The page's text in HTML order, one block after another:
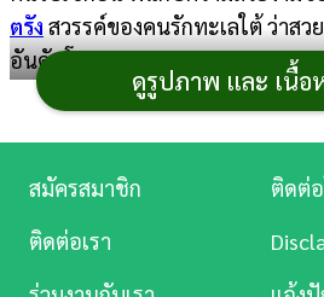
ตรัง สวรรค์ของคนรักทะเลใต้ ว่าสว
อันดับโลก
ดูรูปภาพ และ เนื้อ
ดู
หนัง
สมัครสมาชิก
ติดต่
ติดต่อเรา